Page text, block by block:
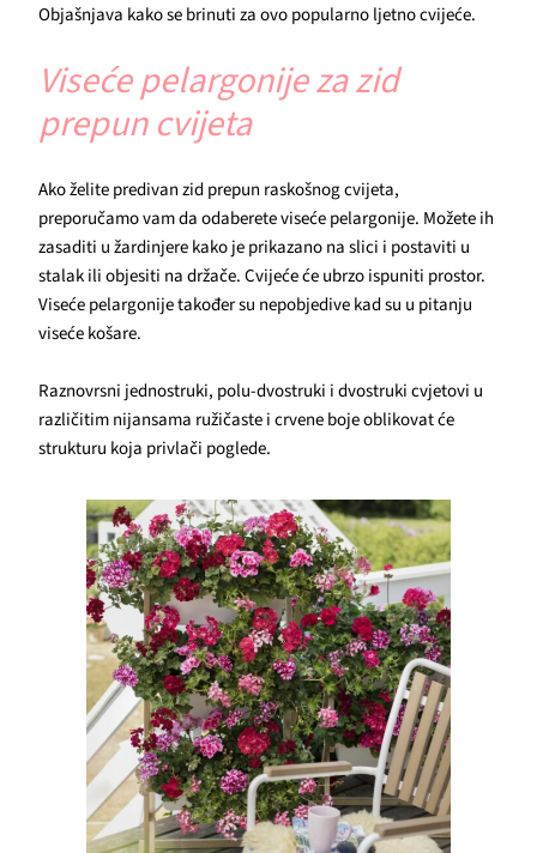
Objašnjava kako se brinuti za ovo popularno ljetno cvijeće.
Viseće pelargonije za zid
prepun cvijeta
Ako želite predivan zid prepun raskošnog cvijeta,
preporučamo vam da odaberete viseće pelargonije. Možete ih
zasaditi u žardinjere kako je prikazano na slici i postaviti u
stalak ili objesiti na držače. Cvijeće će ubrzo ispuniti prostor.
Viseće pelargonije također su nepobjedive kad su u pitanju
viseće košare.
Raznovrsni jednostruki, polu-dvostruki i dvostruki cvjetovi u
različitim nijansama ružičaste i crvene boje oblikovat će
strukturu koja privlači poglede.